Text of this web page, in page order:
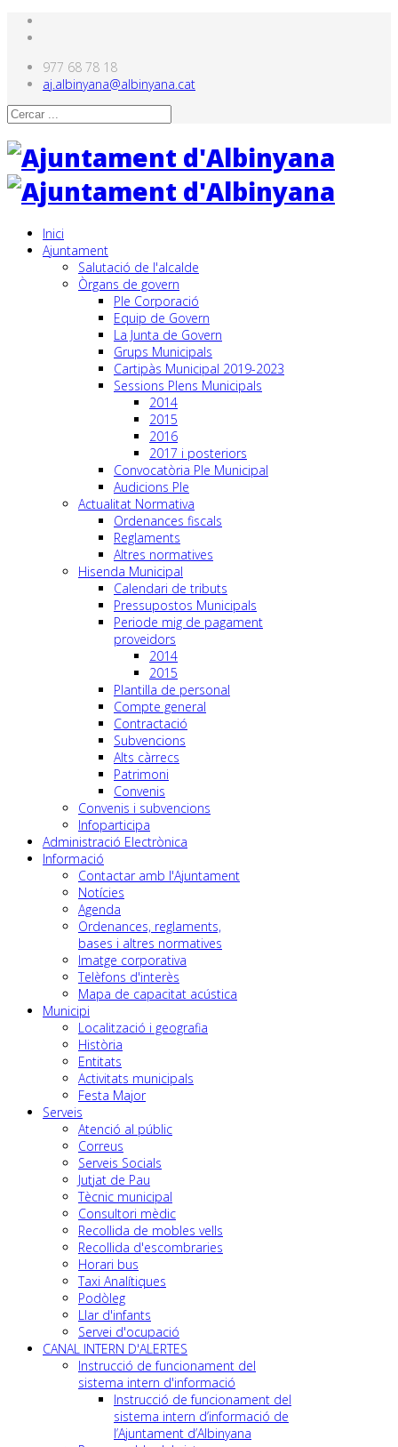
977 68 78 18
aj.albinyana@albinyana.cat
Inici
Ajuntament
Salutació de l'alcalde
Òrgans de govern
Ple Corporació
Equip de Govern
La Junta de Govern
Grups Municipals
Cartipàs Municipal 2019-2023
Sessions Plens Municipals
2014
2015
2016
2017 i posteriors
Convocatòria Ple Municipal
Audicions Ple
Actualitat Normativa
Ordenances fiscals
Reglaments
Altres normatives
Hisenda Municipal
Calendari de tributs
Pressupostos Municipals
Periode mig de pagament
proveidors
2014
2015
Plantilla de personal
Compte general
Contractació
Subvencions
Alts càrrecs
Patrimoni
Convenis
Convenis i subvencions
Infoparticipa
Administració Electrònica
Informació
Contactar amb l'Ajuntament
Notícies
Agenda
Ordenances, reglaments,
bases i altres normatives
Imatge corporativa
Telèfons d'interès
Mapa de capacitat acústica
Municipi
Localització i geografia
Història
Entitats
Activitats municipals
Festa Major
Serveis
Atenció al públic
Correus
Serveis Socials
Jutjat de Pau
Tècnic municipal
Consultori mèdic
Recollida de mobles vells
Recollida d'escombraries
Horari bus
Taxi Analítiques
Podòleg
Llar d'infants
Servei d'ocupació
CANAL INTERN D'ALERTES
Instrucció de funcionament del
sistema intern d'informació
Instrucció de funcionament del
sistema intern d’informació de
l’Ajuntament d’Albinyana